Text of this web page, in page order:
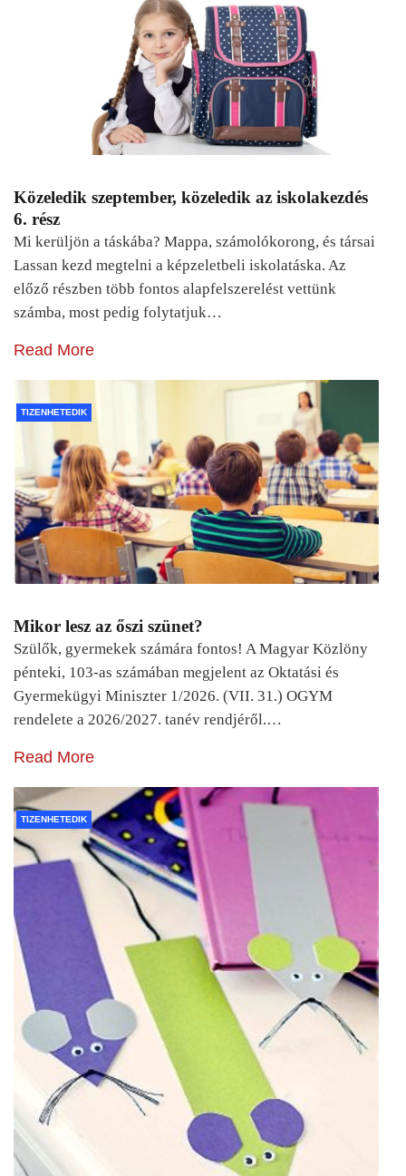
Közeledik szeptember, közeledik az iskolakezdés
6. rész
Mi kerüljön a táskába? Mappa, számolókorong, és társai
Lassan kezd megtelni a képzeletbeli iskolatáska. Az
előző részben több fontos alapfelszerelést vettünk
számba, most pedig folytatjuk…
Read More
TIZENHETEDIK
Mikor lesz az őszi szünet?
Szülők, gyermekek számára fontos! A Magyar Közlöny
pénteki, 103-as számában megjelent az Oktatási és
Gyermekügyi Miniszter 1/2026. (VII. 31.) OGYM
rendelete a 2026/2027. tanév rendjéről.…
Read More
TIZENHETEDIK